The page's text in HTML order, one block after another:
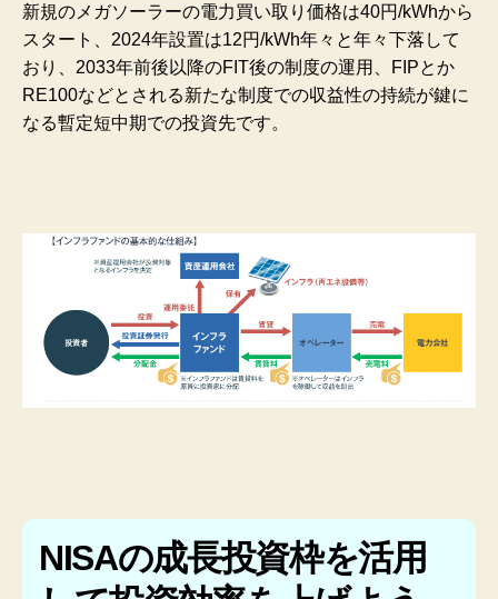
新規のメガソーラーの電力買い取り価格は40円/kWhから
スタート、2024年設置は12円/kWh年々と年々下落して
おり、2033年前後以降のFIT後の制度の運用、FIPとか
RE100などとされる新たな制度での収益性の持続が鍵に
なる暫定短中期での投資先です。
NISAの成長投資枠を活用